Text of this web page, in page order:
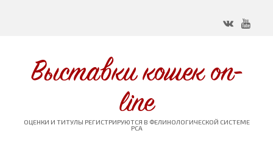
Выставки кошек on-
line
ОЦЕНКИ И ТИТУЛЫ РЕГИСТРИРУЮТСЯ В ФЕЛИНОЛОГИЧЕСКОЙ СИСТЕМЕ
PCA